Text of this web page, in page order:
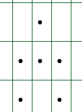
●
● ● ●
● ●